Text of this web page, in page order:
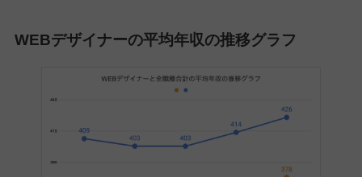
WEBデザイナーの平均年収の推移グラフ